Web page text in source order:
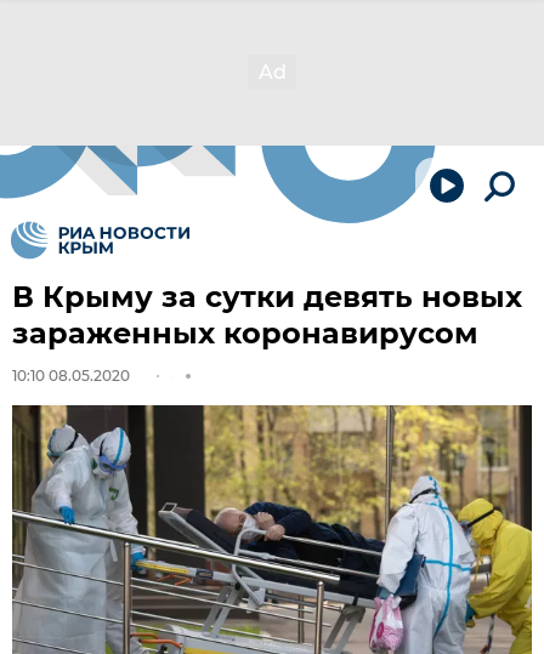
В Крыму за сутки девять новых
зараженных коронавирусом
10:10 08.05.2020